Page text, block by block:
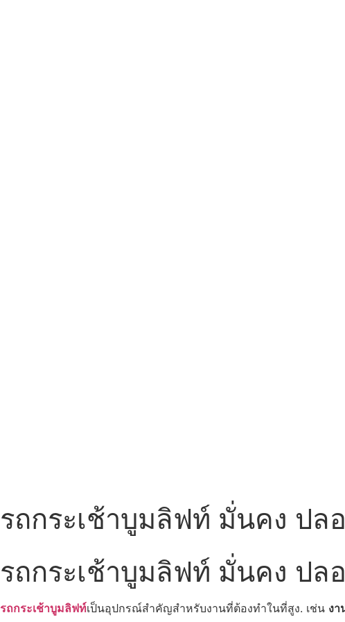
รถกระเช้าบูมลิฟท์ มั่นคง ป
รถกระเช้าบูมลิฟท์ มั่นคง ป
รถกระเช้าบูมลิฟท์เป็นอุปกรณ์สำคัญสำหรับงานที่ต้องทำในที่สูง. เช่น งา